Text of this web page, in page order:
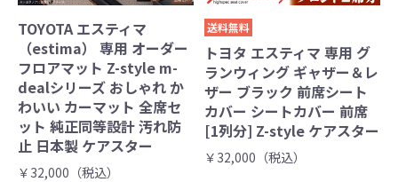
TOYOTA エスティマ
（estima） 専用 オーダー
フロアマット Z-style m-
dealシリーズ おしゃれ か
わいい カーマット 全席セ
ット 純正同等設計 汚れ防
止 日本製 ケアスター
￥32,000（税込）
送料無料
トヨタ エスティマ 専用 グ
ランウィング ギャザー＆レ
ザー ブラック 前席シート
カバー シートカバー 前席
[1列分] Z-style ケアスター
￥32,000（税込）